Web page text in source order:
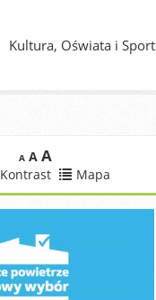
Kultura, Oświata i Sport
A A A
Kontrast Mapa